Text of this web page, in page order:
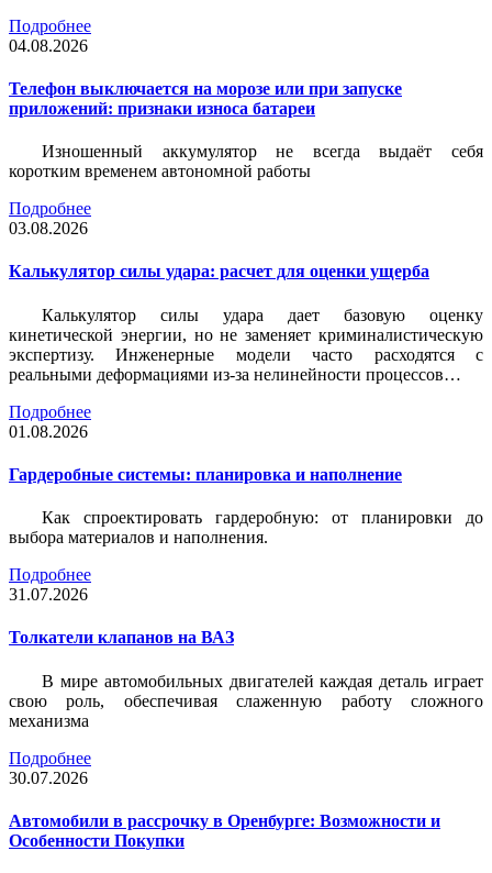
Подробнее
04.08.2026
Телефон выключается на морозе или при запуске
приложений: признаки износа батареи
Изношенный аккумулятор не всегда выдаёт себя
коротким временем автономной работы
Подробнее
03.08.2026
Калькулятор силы удара: расчет для оценки ущерба
Калькулятор силы удара дает базовую оценку
кинетической энергии, но не заменяет криминалистическую
экспертизу. Инженерные модели часто расходятся с
реальными деформациями из-за нелинейности процессов…
Подробнее
01.08.2026
Гардеробные системы: планировка и наполнение
Как спроектировать гардеробную: от планировки до
выбора материалов и наполнения.
Подробнее
31.07.2026
Толкатели клапанов на ВАЗ
В мире автомобильных двигателей каждая деталь играет
свою роль, обеспечивая слаженную работу сложного
механизма
Подробнее
30.07.2026
Автомобили в рассрочку в Оренбурге: Возможности и
Особенности Покупки